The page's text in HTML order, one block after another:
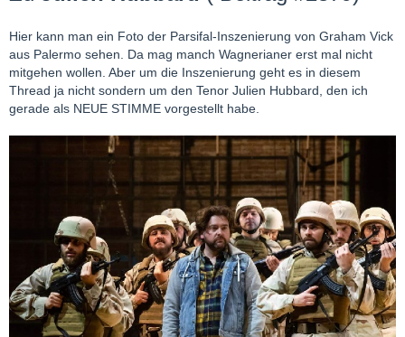
Hier kann man ein Foto der Parsifal-Inszenierung von Graham Vick
aus Palermo sehen. Da mag manch Wagnerianer erst mal nicht
mitgehen wollen. Aber um die Inszenierung geht es in diesem
Thread ja nicht sondern um den Tenor Julien Hubbard, den ich
gerade als NEUE STIMME vorgestellt habe.